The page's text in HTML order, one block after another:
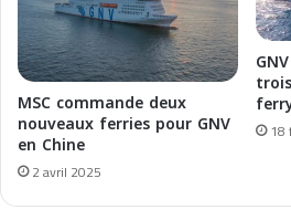
É
R
I
E
N
MSC commande deux
nouveaux ferries pour GNV
en Chine
2 avril 2025
18